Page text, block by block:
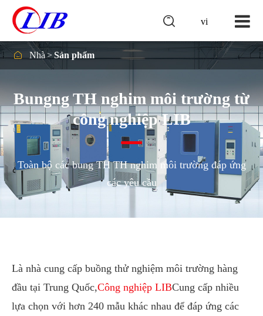
vi

 Nhà Sản phẩm
Bungng TH nghim môi trường từ
công nghiệp LIB
Toàn bộ các bung TH TH nghim môi trường đáp ứng
các yêu cầu
Là nhà cung cấp buồng thử nghiệm môi trường hàng
đầu tại Trung Quốc,Công nghiệp LIBCung cấp nhiều
lựa chọn với hơn 240 mẫu khác nhau để đáp ứng các